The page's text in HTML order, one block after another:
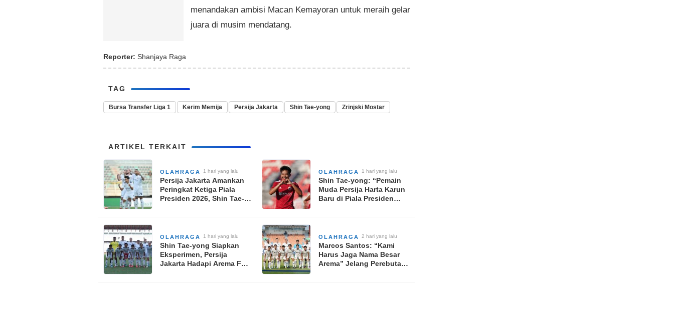
menandakan ambisi Macan Kemayoran untuk meraih gelar
juara di musim mendatang.
Reporter: Shanjaya Raga
TAG
Bursa Transfer Liga 1 Kerim Memija Persija Jakarta Shin Tae-yong Zrinjski Mostar
ARTIKEL TERKAIT
OLAHRAGA 1 hari yang lalu
Persija Jakarta Amankan
Peringkat Ketiga Piala
Presiden 2026, Shin Tae-
OLAHRAGA 1 hari yang lalu
Shin Tae-yong: “Pemain
Muda Persija Harta Karun
Baru di Piala Presiden
OLAHRAGA 1 hari yang lalu
Shin Tae-yong Siapkan
Eksperimen, Persija
Jakarta Hadapi Arema FC
OLAHRAGA 2 hari yang lalu
Marcos Santos: “Kami
Harus Jaga Nama Besar
Arema” Jelang Perebutan